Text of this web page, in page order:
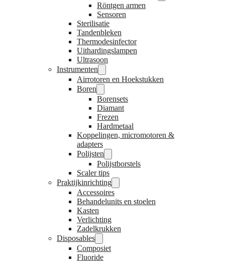
Röntgen armen
Sensoren
Sterilisatie
Tandenbleken
Thermodesinfector
Uithardingslampen
Ultrasoon
Instrumenten
Airrotoren en Hoekstukken
Boren
Borensets
Diamant
Frezen
Hardmetaal
Koppelingen, micromotoren &
adapters
Polijsten
Polijstborstels
Scaler tips
Praktijkinrichting
Accessoires
Behandelunits en stoelen
Kasten
Verlichting
Zadelkrukken
Disposables
Composiet
Fluoride